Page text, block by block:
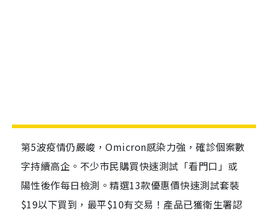
第5波疫情仍嚴峻，Omicron感染力強，確診個案數
字持續高企。不少市民購買快速測試「看門口」或
陽性後作每日檢測。精選13款優惠價快速測試套裝
$19以下買到，最平$10有交易！產品已獲衛生署認